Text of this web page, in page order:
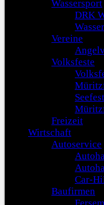
Wassersport
DRK
Vereine
Volksfeste
Freizeit
Wirtschaft
Autoservice
Car-
Baufirmen